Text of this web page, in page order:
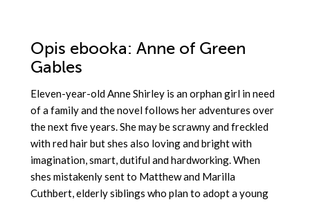
Opis ebooka: Anne of Green
Gables
Eleven-year-old Anne Shirley is an orphan girl in need
of a family and the novel follows her adventures over
the next five years. She may be scrawny and freckled
with red hair but shes also loving and bright with
imagination, smart, dutiful and hardworking. When
shes mistakenly sent to Matthew and Marilla
Cuthbert, elderly siblings who plan to adopt a young